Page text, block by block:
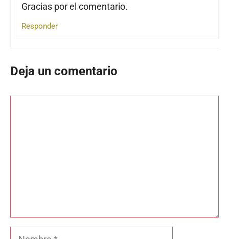
Gracias por el comentario.
Responder
Deja un comentario
Nombre